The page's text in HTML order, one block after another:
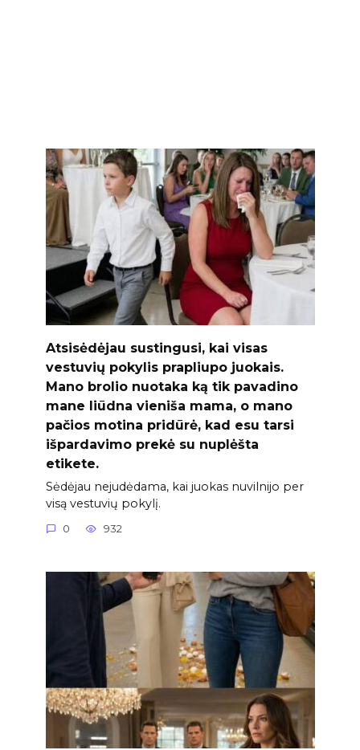
Atsisėdėjau sustingusi, kai visas
vestuvių pokylis prapliupo juokais.
Mano brolio nuotaka ką tik pavadino
mane liūdna vieniša mama, o mano
pačios motina pridūrė, kad esu tarsi
išpardavimo prekė su nuplėšta
etikete.
Sėdėjau nejudėdama, kai juokas nuvilnijo per
visą vestuvių pokylį.
0 932